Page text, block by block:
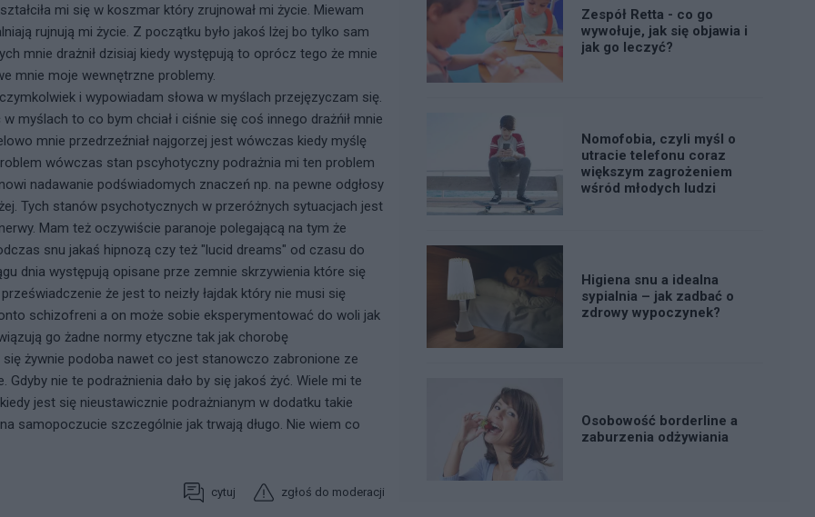
mi się w koszmar który zrujnował mi życie. Miewam
rujnują mi życie. Z początku było jakoś lżej bo tylko sam
mnie drażnił dzisiaj kiedy występują to oprócz tego że mnie
mnie moje wewnętrzne problemy.
i wypowiadam słowa w myślach przejęzyczam się.
myślach to co bym chciał i ciśnie się coś innego drażńił mnie
mnie przedrzeźniał najgorzej jest wówczas kiedy myślę
wówczas stan pscyhotyczny podrażnia mi ten problem
nadawanie podświadomych znaczeń np. na pewne odgłosy
Tych stanów psychotycznych w przeróżnych sytuacjach jest
Mam też oczywiście paranoje polegającą na tym że
snu jakaś hipnozą czy też "lucid dreams" od czasu do
dnia występują opisane prze zemnie skrzywienia które się
że jest to neizły łajdak który nie musi się
schizofreni a on może sobie eksperymentować do woli jak
go żadne normy etyczne tak jak chorobę
żywnie podoba nawet co jest stanowczo zabronione ze
nie te podrażnienia dało by się jakoś żyć. Wiele mi te
jest się nieustawicznie podrażnianym w dodatku takie
samopoczucie szczególnie jak trwają długo. Nie wiem co
cytuj zgłoś do moderacji
Zespół Retta - co go
wywołuje, jak się objawia i
jak go leczyć?
Nomofobia, czyli myśl o
utracie telefonu coraz
większym zagrożeniem
wśród młodych ludzi
Higiena snu a idealna
sypialnia – jak zadbać o
zdrowy wypoczynek?
Osobowość borderline a
zaburzenia odżywiania